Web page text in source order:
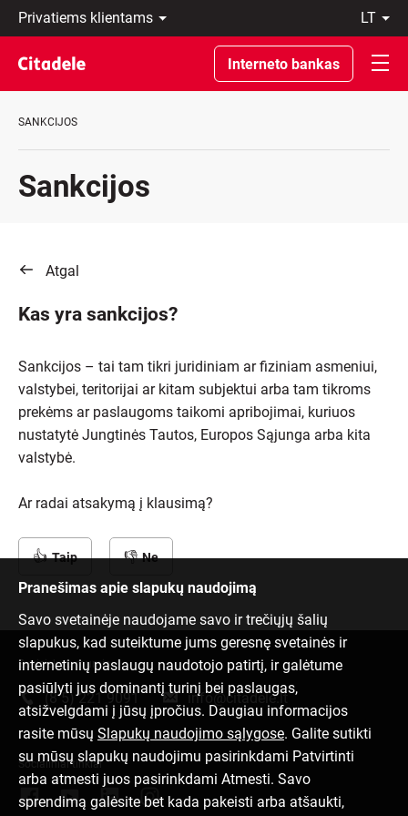
Privatiems
klientams
Verslo
klientams
Private
Apie
REWARDS
lt
LT
EN
Interneto bankas
SANKCIJOS
Sankcijos
Atgal
Kas yra sankcijos?
Sankcijos – tai tam tikri juridiniam ar fiziniam asmeniui,
valstybei, teritorijai ar kitam subjektui arba tam tikroms
prekėms ar paslaugoms taikomi apribojimai, kuriuos
nustatytė Jungtinės Tautos, Europos Sąjunga arba kita
valstybė.
Ar radai atsakymą į klausimą?
Taip Ne
Pranešimas apie slapukų naudojimą
Savo svetainėje naudojame savo ir trečiųjų šalių
slapukus, kad suteiktume jums geresnę svetainės ir
internetinių paslaugų naudotojo patirtį, ir galėtume
pasiūlyti jus dominantį turinį bei paslaugas,
atsižvelgdami į jūsų įpročius. Daugiau informacijos
rasite mūsų Slapukų naudojimo sąlygose. Galite sutikti
su mūsų slapukų naudojimu pasirinkdami Patvirtinti
arba atmesti juos pasirinkdami Atmesti. Savo
sprendimą galėsite bet kada pakeisti arba atšaukti,
Susisiek su mumis
(8 5) 221 9091 info@citadele.lt
Socialiniai tinklai